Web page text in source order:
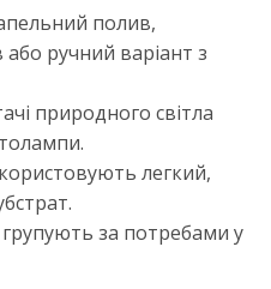
полив,
ручний варіант з
природного світла
легкий,
за потребами у